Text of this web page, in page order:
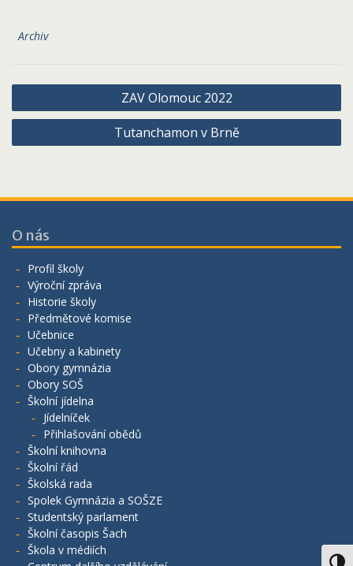
Archiv
Navigace
pro
ZAV Olomouc 2022
Tutanchamon v Brně
O nás
Profil školy
Výroční zpráva
Historie školy
Předmětové komise
Učebnice
Učebny a kabinety
Obory gymnázia
Obory SOŠ
Školní jídelna
Jídelníček
Přihlašování obědů
Školní knihovna
Školní řád
Školská rada
Spolek Gymnázia a SOŠZE
Studentský parlament
Školní časopis Šach
Škola v médiích